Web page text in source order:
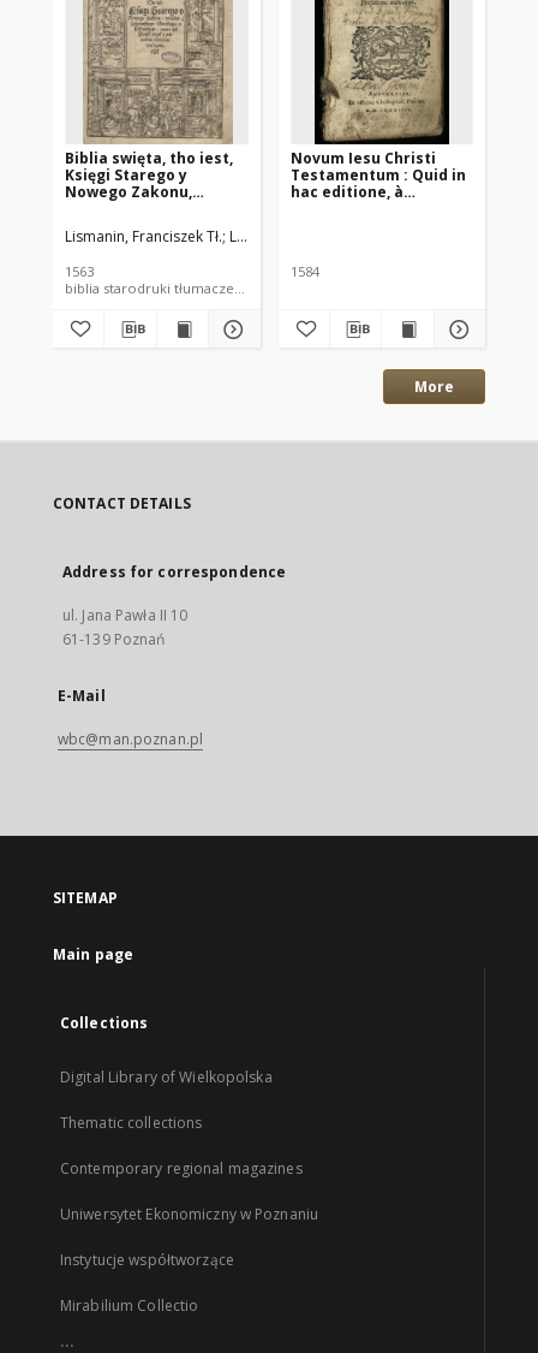
Biblia swięta, tho iest,
Księgi Starego y
Nowego Zakonu,
Łaćińskiego, nowo na
y wiernie wylożone
[tzw. "Biblia brzeska"]
Lismanin, Franciszek Tł. Lubelczyk, Jakub Tł.
1563
biblia starodruki tłumaczenie
Novum Iesu Christi
Testamentum : Quid in
hac editione, à
1584
More
CONTACT DETAILS
Address for correspondence
ul. Jana Pawła II 10
61-139 Poznań
E-Mail
wbc@man.poznan.pl
SITEMAP
Main page
Collections
Digital Library of Wielkopolska
Thematic collections
Contemporary regional magazines
Uniwersytet Ekonomiczny w Poznaniu
Instytucje współtworzące
Mirabilium Collectio
...